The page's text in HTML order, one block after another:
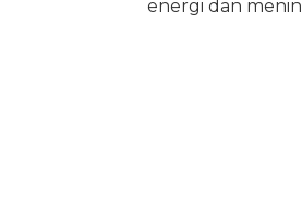
energi dan